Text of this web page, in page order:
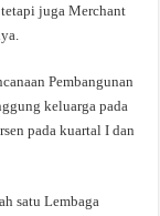
juga Merchant
Pembangunan
keluarga pada
pada kuartal I dan
satu Lembaga